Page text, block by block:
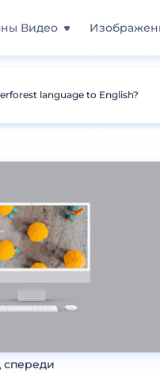
Видео
Мокапы рабочего стола
спереди
language to English?